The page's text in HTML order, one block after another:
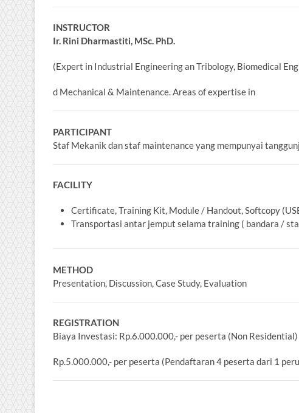
INSTRUCTOR
Ir. Rini Dharmastiti, MSc. PhD.
(Expert in Industrial Engineering an Tribology, Biomedical
d Mechanical & Maintenance. Areas of expertise in
PARTICIPANT
Staf Mekanik dan staf maintenance yang mempunyai
FACILITY
Certificate, Training Kit, Module / Handout, Softcopy
Transportasi antar jemput selama training ( bandara /
METHOD
Presentation, Discussion, Case Study, Evaluation
REGISTRATION
Biaya Investasi: Rp.6.000.000,- per peserta (Non Residential)
Rp.5.000.000,- per peserta (Pendaftaran 4 peserta dari 1